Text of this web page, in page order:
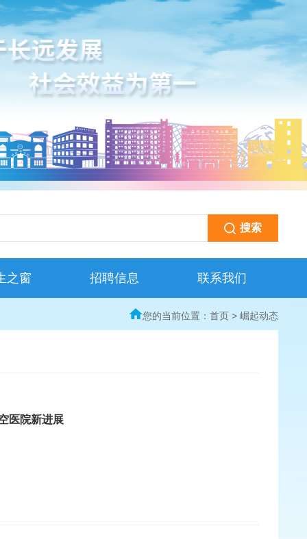
之窗 招聘信息 联系我们
您的当前位置： 首页 > 崛起动态
医院新进展